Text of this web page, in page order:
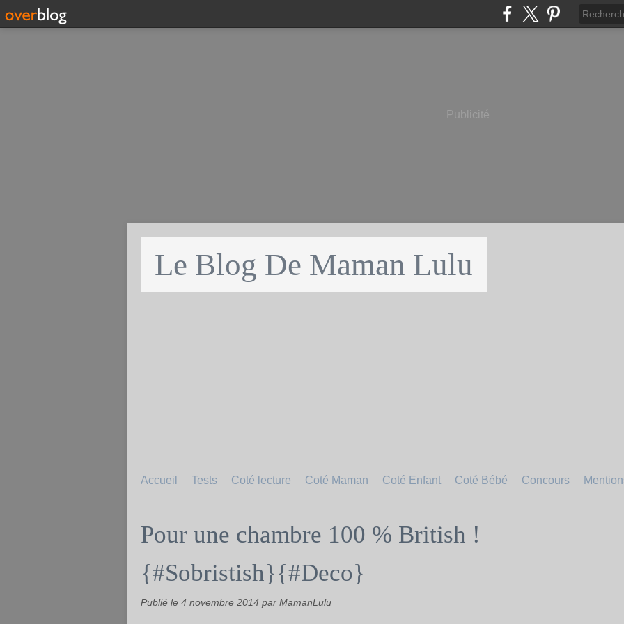
Publicité
Le Blog De Maman Lulu
Accueil Tests Coté lecture Coté Maman Coté Enfant Coté Bébé Concours
Pour une chambre 100 % British !
{#Sobristish}{#Deco}
Publié le 4 novembre 2014 par MamanLulu